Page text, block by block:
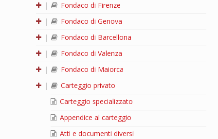
|
Fondaco di Firenze
|
Fondaco di Genova
|
Fondaco di Barcellona
|
Fondaco di Valenza
|
Fondaco di Maiorca
|
Carteggio privato
Carteggio specializzato
Appendice al carteggio
Atti e documenti diversi